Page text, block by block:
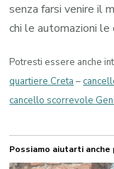
senza farsi venire il
chi le automazioni le
Potresti essere anche
quartiere Creta –
cancello scorrevole
Possiamo aiutarti anche